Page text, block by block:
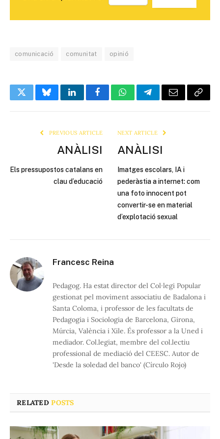
comunicació comunitat opinió
TwitterBlueskyLinkedInFacebookWhatsAppTelegramEmail Copy
PREVIOUS ARTICLE
ANÀLISI
Els pressupostos catalans en
clau d’educació
NEXT ARTICLE
ANÀLISI
Imatges escolars, IA i
pederàstia a internet: com
una foto innocent pot
convertir-se en material
d’explotació sexual
Francesc Reina
Pedagog. Ha estat director del Col·legi Popular
gestionat pel moviment associatiu de Badalona i
Santa Coloma, i professor de les facultats de
Pedagogia i Sociologia de Barcelona, Girona,
Múrcia, València i Xile. És professor a la Uned i
mediador. Col.legiat, membre del col.lectiu
professional de mediació del CEESC. Autor de
'Desde la soledad del banco' (Círculo Rojo)
RELATEDPOSTS